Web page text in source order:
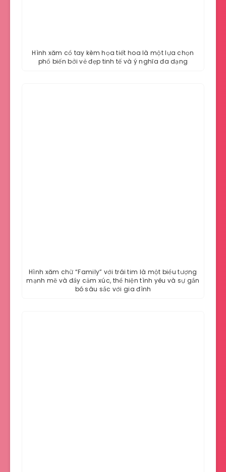
Hình xăm cổ tay kèm họa tiết hoa là một lựa chọn
phổ biến bởi vẻ đẹp tinh tế và ý nghĩa đa dạng
Hình xăm chữ “Family” với trái tim là một biểu tượng
mạnh mẽ và đầy cảm xúc, thể hiện tình yêu và sự gắn
bó sâu sắc với gia đình